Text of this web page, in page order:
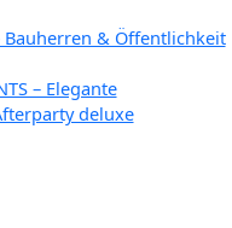
Bauherren & Öffentlichkeit
– Elegante
deluxe